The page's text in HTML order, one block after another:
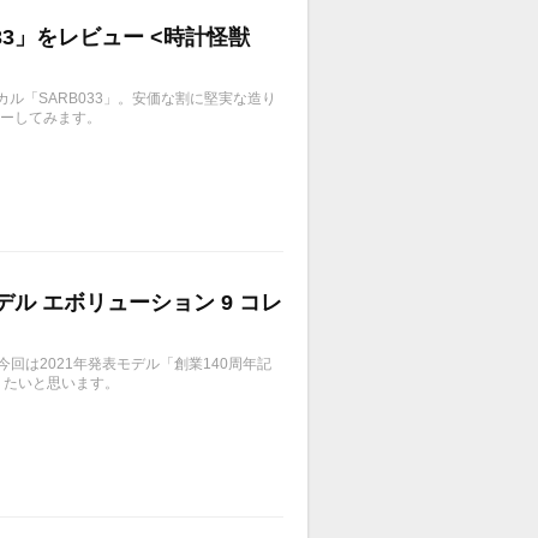
」をレビュー <時計怪獣
「SARB033」。安価な割に堅実な造り
してみます。
ル エボリューション 9 コレ
回は2021年発表モデル「創業140周年記
いと思います。